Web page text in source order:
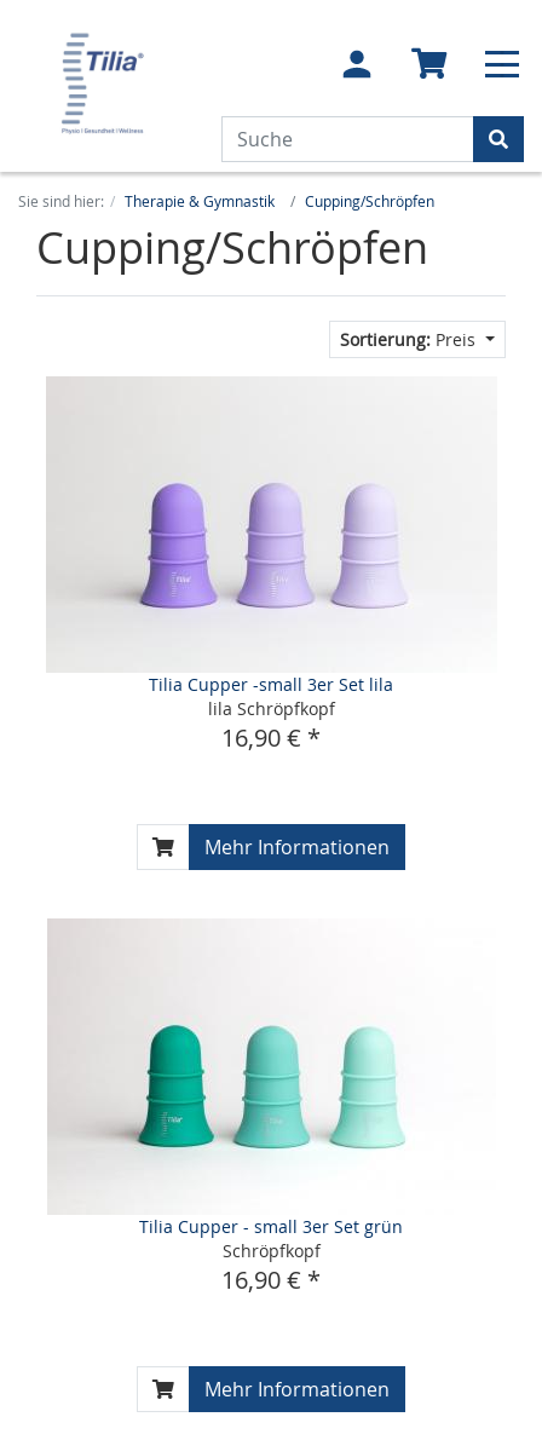
Sie sind hier: Therapie & Gymnastik Cupping/Schröpfen
Cupping/Schröpfen
Sortierung: Preis
Tilia Cupper -small 3er Set lila
lila Schröpfkopf
16,90 € *
Mehr Informationen
Tilia Cupper - small 3er Set grün
Schröpfkopf
16,90 € *
Mehr Informationen